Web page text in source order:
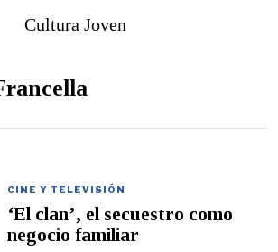
Cultura Joven
CINE Y TELEVISIÓN
‘El clan’, el secuestro como
negocio familiar